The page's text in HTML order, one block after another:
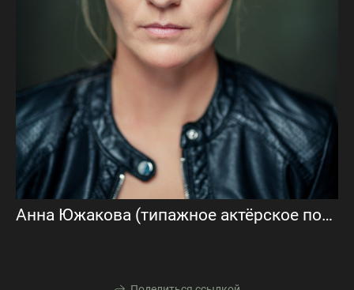
Анна Южакова (типажное актёрское портфолио)